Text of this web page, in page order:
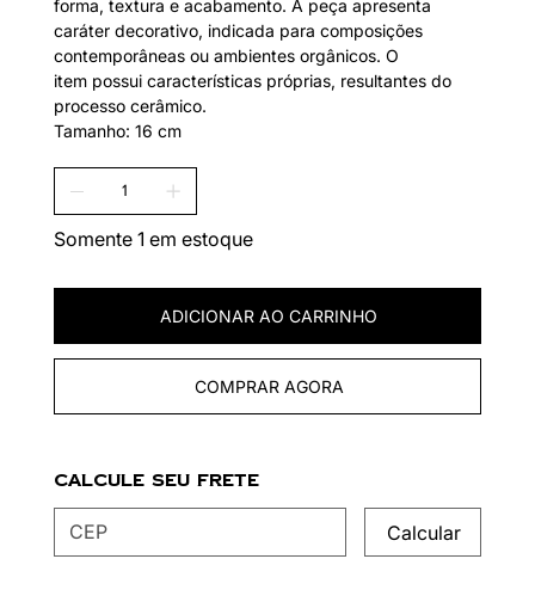
forma, textura e acabamento. A peça apresenta
caráter decorativo, indicada para composições
contemporâneas ou ambientes orgânicos. O
item possui características próprias, resultantes do
processo cerâmico.
Tamanho: 16 cm
Somente 1 em estoque
ADICIONAR AO CARRINHO
COMPRAR AGORA
Calcule seu frete
Calcular